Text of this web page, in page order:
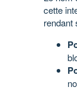
cette
rendant